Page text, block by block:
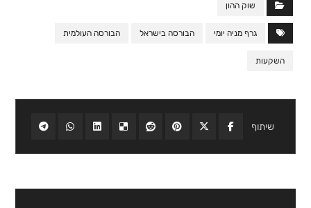
שוק ההון
גרף מניה יומי הבורסה בישראל הבורסה העולמית
השקעות